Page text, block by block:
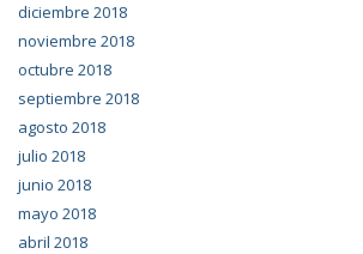
diciembre 2018
noviembre 2018
octubre 2018
septiembre 2018
agosto 2018
julio 2018
junio 2018
mayo 2018
abril 2018